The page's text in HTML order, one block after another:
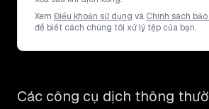
Xem Điều khoản sử dụng và Chính sách
để biết cách chúng tôi xử lý tệp của bạn.
Các công cụ dịch thông